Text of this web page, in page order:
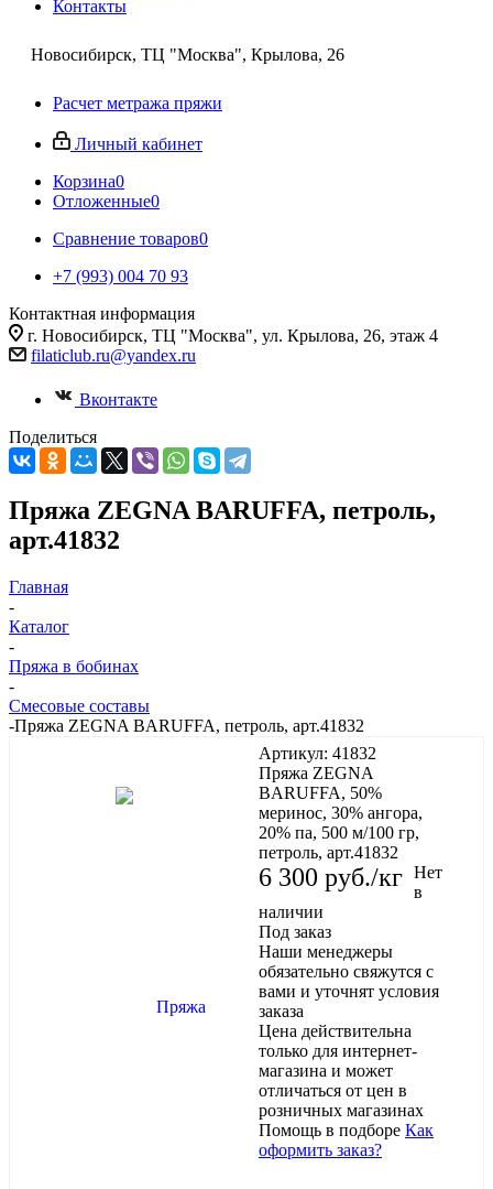
Контакты
Новосибирск, ТЦ "Москва", Крылова, 26
Расчет метража пряжи
Личный кабинет
Корзина0
Отложенные0
Сравнение товаров0
+7 (993) 004 70 93
Контактная информация
г. Новосибирск, ТЦ "Москва", ул. Крылова, 26, этаж 4
filaticlub.ru@yandex.ru
Вконтакте
Поделиться
Пряжа ZEGNA BARUFFA, петроль,
арт.41832
Главная
-
Каталог
-
Пряжа в бобинах
-
Смесовые составы
-Пряжа ZEGNA BARUFFA, петроль, арт.41832
Артикул: 41832
Пряжа ZEGNA
BARUFFA, 50%
меринос, 30% ангора,
20% па, 500 м/100 гр,
петроль, арт.41832
6 300 руб./кг Нет
в
наличии
Под заказ
Наши менеджеры
обязательно свяжутся с
вами и уточнят условия
заказа
Цена действительна
только для интернет-
магазина и может
отличаться от цен в
розничных магазинах
Помощь в подборе Как
оформить заказ?